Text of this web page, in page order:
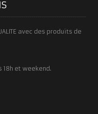
avec des produits de
et weekend.